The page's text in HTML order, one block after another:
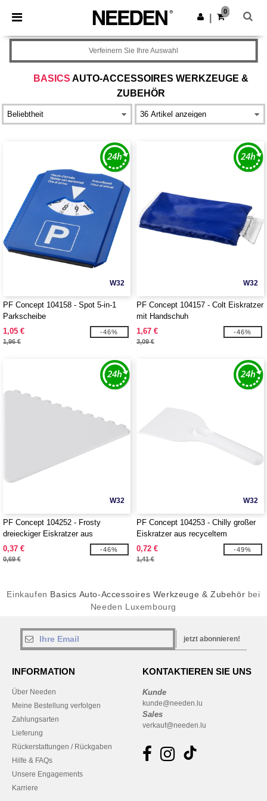
× Needen App
Bessere Preise in der App!
App holen
0
BASICS AUTO-ACCESSOIRES WERKZEUGE &
ZUBEHÖR
Verfeinern Sie Ihre Auswahl
W32
PF Concept 104158 - Spot 5-in-1
Parkscheibe
1,05 €
1,96 €
-46%
W32
PF Concept 104157 - Colt Eiskratzer
mit Handschuh
1,67 €
3,09 €
-46%
W32
PF Concept 104252 - Frosty
dreieckiger Eiskratzer aus
recyceltem Kunststoff
0,37 €
0,69 €
-46%
W32
PF Concept 104253 - Chilly großer
Eiskratzer aus recyceltem
Kunststoff
0,72 €
1,41 €
-49%
Einkaufen Basics Auto-Accessoires Werkzeuge & Zubehör bei
Needen Luxembourg
jetzt abonnieren!
INFORMATION
Über Needen
Meine Bestellung verfolgen
Zahlungsarten
Lieferung
Rückerstattungen / Rückgaben
Hilfe & FAQs
Unsere Engagements
Karriere
KONTAKTIEREN SIE UNS
Kunde
kunde@needen.lu
Sales
verkauf@needen.lu